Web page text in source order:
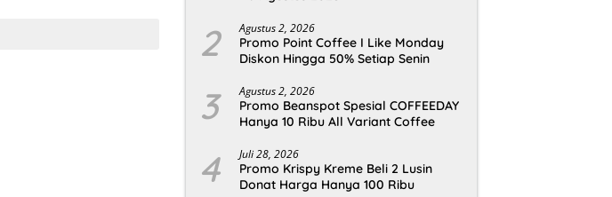
2 Agustus 2, 2026
Promo Point Coffee I Like Monday
Diskon Hingga 50% Setiap Senin
3 Agustus 2, 2026
Promo Beanspot Spesial COFFEEDAY
Hanya 10 Ribu All Variant Coffee
4 Juli 28, 2026
Promo Krispy Kreme Beli 2 Lusin
Donat Harga Hanya 100 Ribu